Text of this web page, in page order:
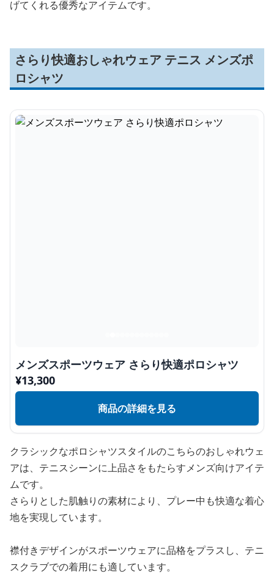
げてくれる優秀なアイテムです。
さらり快適おしゃれウェア テニス メンズポ
ロシャツ
メンズスポーツウェア さらり快適ポロシャツ
¥13,300
商品の詳細を見る
クラシックなポロシャツスタイルのこちらのおしゃれウェ
アは、テニスシーンに上品さをもたらすメンズ向けアイテ
ムです。
さらりとした肌触りの素材により、プレー中も快適な着心
地を実現しています。
襟付きデザインがスポーツウェアに品格をプラスし、テニ
スクラブでの着用にも適しています。